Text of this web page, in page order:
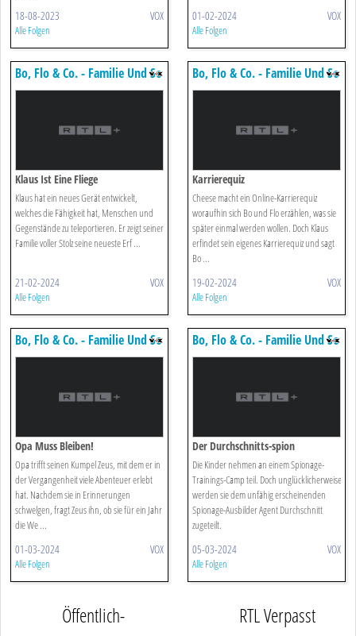
18-08-2023 VOX
Alle Folgen
01-02-2024 VOX
Alle Folgen
Bo, Flo & Co. - Familie Und So
Klaus Ist Eine Fliege
Klaus hat ein neues Gerät entwickelt,
welches die Fähigkeit hat, Menschen und
Gegenstände zu teleportieren. Er zeigt seiner
Familie voller Stolz seine neueste Erf ...
21-02-2024 VOX
Alle Folgen
Bo, Flo & Co. - Familie Und So
Karrierequiz
Cheese macht ein Online-Karrierequiz
woraufhin sich Bo und Flo erzählen, was sie
später einmal werden wollen. Doch Klaus
erfindet sein eigenes Karrierequiz und sagt
Bo ...
19-02-2024 VOX
Alle Folgen
Bo, Flo & Co. - Familie Und So
Opa Muss Bleiben!
Opa trifft seinen Kumpel Zeus, mit dem er in
der Vergangenheit viele Abenteuer erlebt
hat. Nachdem sie in Erinnerungen
schwelgen, fragt Zeus ihn, ob sie für ein Jahr
die We ...
01-03-2024 VOX
Alle Folgen
Bo, Flo & Co. - Familie Und So
Der Durchschnitts-spion
Die Kinder nehmen an einem Spionage-
Trainings-Camp teil. Doch unglücklicherweise
werden sie dem unfähig erscheinenden
Spionage-Ausbilder Agent Durchschnitt
zugeteilt.
05-03-2024 VOX
Alle Folgen
Öffentlich-
RTL Verpasst